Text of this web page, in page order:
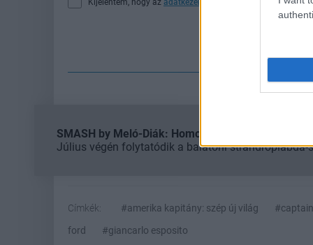
Kijelentem, hogy az adatkezelési nyilatkozat tartalmát
SMASH by Meló-Diák: Homok, zene és a nyár
Július végén folytatódik a balatoni strandröplabda-
Címkék: #amerika kapitány: szép új világ
ford
#giancarlo esposito